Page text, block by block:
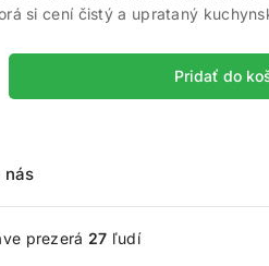
si cení čistý a uprataný
Pridať do
nás
prezerá 27 ľudí